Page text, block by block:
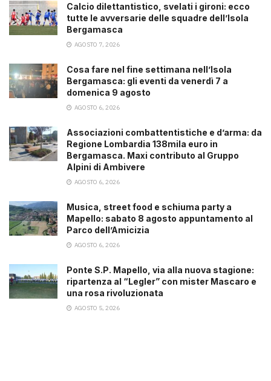
Calcio dilettantistico, svelati i gironi: ecco
tutte le avversarie delle squadre dell’Isola
Bergamasca
AGOSTO 7, 2026
Cosa fare nel fine settimana nell’Isola
Bergamasca: gli eventi da venerdì 7 a
domenica 9 agosto
AGOSTO 6, 2026
Associazioni combattentistiche e d’arma: da
Regione Lombardia 138mila euro in
Bergamasca. Maxi contributo al Gruppo
Alpini di Ambivere
AGOSTO 6, 2026
Musica, street food e schiuma party a
Mapello: sabato 8 agosto appuntamento al
Parco dell’Amicizia
AGOSTO 6, 2026
Ponte S.P. Mapello, via alla nuova stagione:
ripartenza al “Legler” con mister Mascaro e
una rosa rivoluzionata
AGOSTO 5, 2026